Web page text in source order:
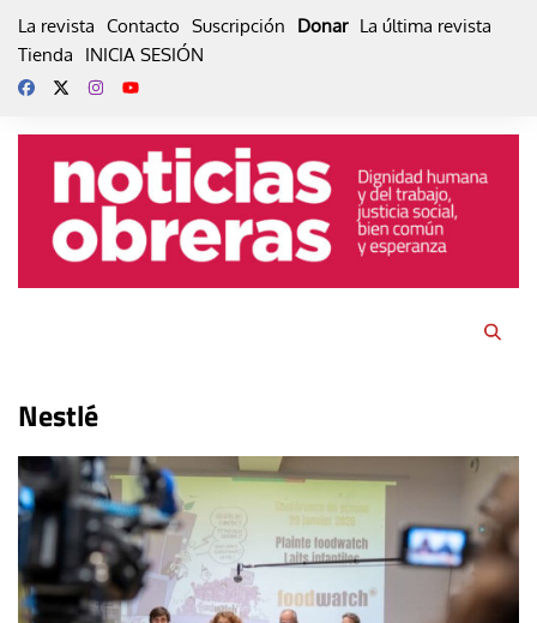
La revista Contacto Suscripción Donar La última revista
Tienda
INICIA SESIÓN
Nestlé